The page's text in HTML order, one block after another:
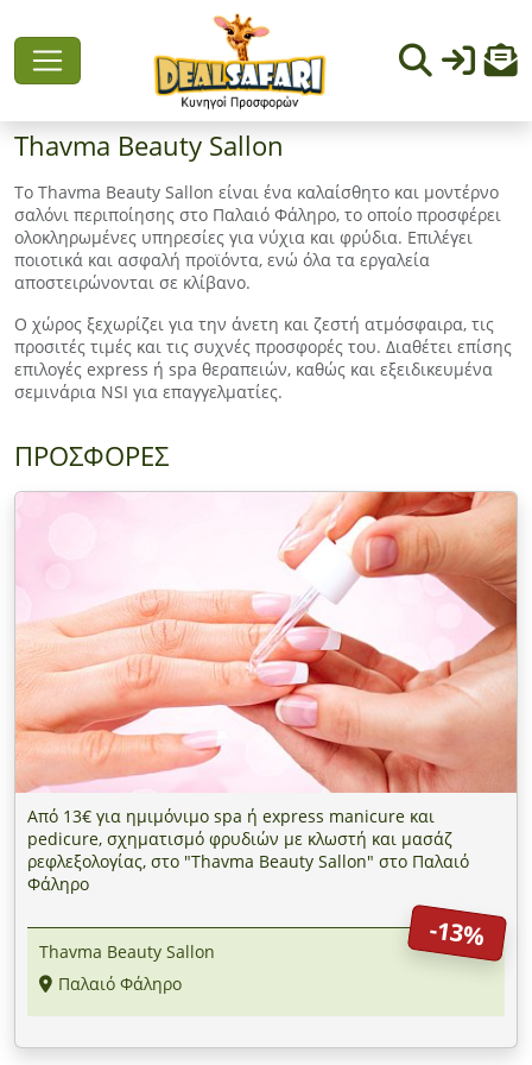
Thavma Beauty Sallon
Το Thavma Beauty Sallon είναι ένα καλαίσθητο και μοντέρνο
σαλόνι περιποίησης στο Παλαιό Φάληρο, το οποίο προσφέρει
ολοκληρωμένες υπηρεσίες για νύχια και φρύδια. Επιλέγει
ποιοτικά και ασφαλή προϊόντα, ενώ όλα τα εργαλεία
αποστειρώνονται σε κλίβανο.
Ο χώρος ξεχωρίζει για την άνετη και ζεστή ατμόσφαιρα, τις
προσιτές τιμές και τις συχνές προσφορές του. Διαθέτει επίσης
επιλογές express ή spa θεραπειών, καθώς και εξειδικευμένα
σεμινάρια NSI για επαγγελματίες.
ΠΡΟΣΦΟΡΕΣ
Από 13€ για ημιμόνιμο spa ή express manicure και
pedicure, σχηματισμό φρυδιών με κλωστή και μασάζ
ρεφλεξολογίας, στο "Thavma Beauty Sallon" στο Παλαιό
Φάληρο
-13%
Thavma Beauty Sallon
Παλαιό Φάληρο